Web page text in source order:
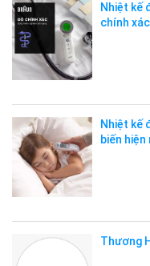
Nhiệt kế
chính
Nhiệt kế
biến hiện
Thương